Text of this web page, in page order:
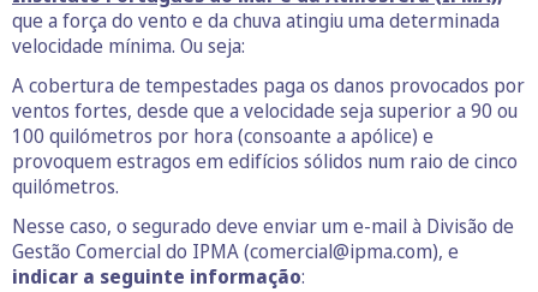
que a força do vento e da chuva atingiu uma determinada
velocidade mínima. Ou seja:
A cobertura de tempestades paga os danos provocados por
ventos fortes, desde que a velocidade seja superior a 90 ou
100 quilómetros por hora (consoante a apólice) e
provoquem estragos em edifícios sólidos num raio de cinco
quilómetros.
Nesse caso, o segurado deve enviar um e-mail à Divisão de
Gestão Comercial do IPMA (comercial@ipma.com), e
indicar a seguinte informação: